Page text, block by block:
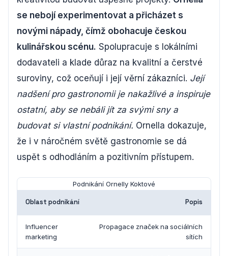
se nebojí experimentovat a přicházet s
novými nápady, čímž obohacuje českou
kulinářskou scénu. Spolupracuje s lokálními
dodavateli a klade důraz na kvalitní a čerstvé
suroviny, což oceňují i ​​její věrní zákazníci. Její
nadšení pro gastronomii je nakažlivé a inspiruje
ostatní, aby se nebáli jít za svými sny a
budovat si vlastní podnikání. Ornella dokazuje,
že i v náročném světě gastronomie se dá
uspět s odhodláním a pozitivním přístupem.
Podnikání Ornelly Koktové
Oblast podnikání Popis
Influencer
marketing
Propagace značek na sociálních
sítích